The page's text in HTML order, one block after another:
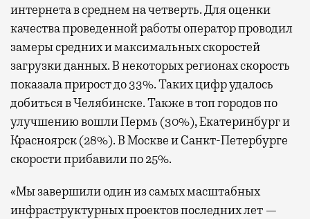
интернета в среднем на четверть. Для оценки
качества проведенной работы оператор проводил
замеры средних и максимальных скоростей
загрузки данных. В некоторых регионах скорость
показала прирост до 33%. Таких цифр удалось
добиться в Челябинске. Также в топ городов по
улучшению вошли Пермь (30%), Екатеринбург и
Красноярск (28%). В Москве и Санкт-Петербурге
скорости прибавили по 25%.
«Мы завершили один из самых масштабных
инфраструктурных проектов последних лет —